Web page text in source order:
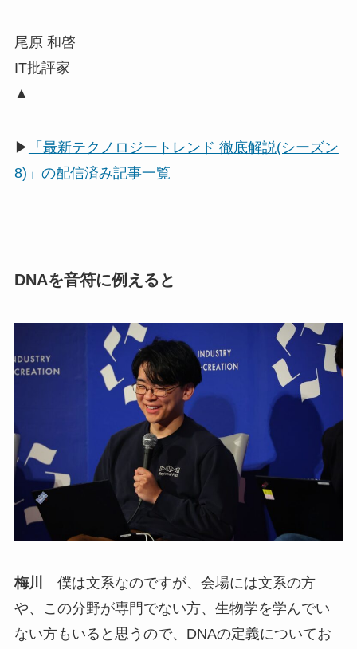
尾原 和啓
IT批評家
▲
▶
「最新テクノロジートレンド 徹底解説(シーズン
8)」の配信済み記事一覧
DNAを音符に例えると
梅川
僕は文系なのですが、会場には文系の方
や、この分野が専門でない方、生物学を学んでい
ない方もいると思うので、DNAの定義についてお